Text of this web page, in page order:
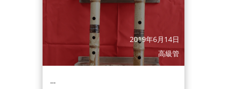
2019年6月14日
高級管
…